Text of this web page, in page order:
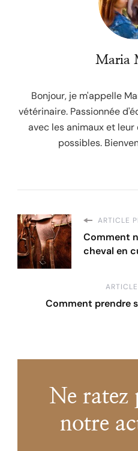
Maria
Bonjour, je m'appelle
vétérinaire. Passionnée
avec les animaux et
possibles.
ARTICLE
Comment
cheval en
Comment prendre
Ne ratez
notre